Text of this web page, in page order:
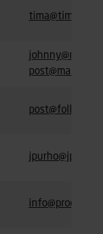
tima@tima.dk
post@follabb.no